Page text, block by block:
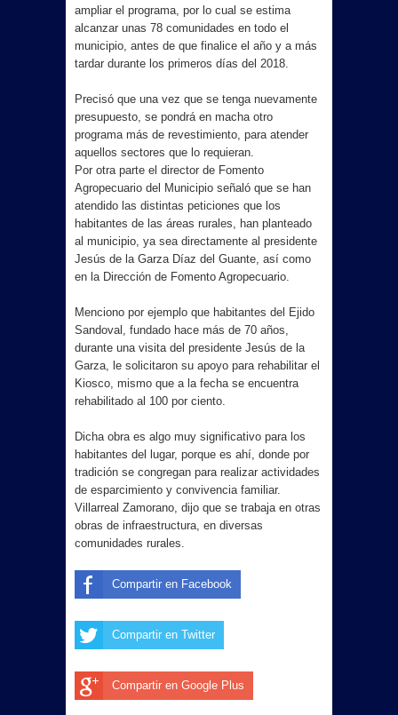
ampliar el programa, por lo cual se estima
alcanzar unas 78 comunidades en todo el
municipio, antes de que finalice el año y a más
tardar durante los primeros días del 2018.
Precisó que una vez que se tenga nuevamente
presupuesto, se pondrá en macha otro
programa más de revestimiento, para atender
aquellos sectores que lo requieran.
Por otra parte el director de Fomento
Agropecuario del Municipio señaló que se han
atendido las distintas peticiones que los
habitantes de las áreas rurales, han planteado
al municipio, ya sea directamente al presidente
Jesús de la Garza Díaz del Guante, así como
en la Dirección de Fomento Agropecuario.
Menciono por ejemplo que habitantes del Ejido
Sandoval, fundado hace más de 70 años,
durante una visita del presidente Jesús de la
Garza, le solicitaron su apoyo para rehabilitar el
Kiosco, mismo que a la fecha se encuentra
rehabilitado al 100 por ciento.
Dicha obra es algo muy significativo para los
habitantes del lugar, porque es ahí, donde por
tradición se congregan para realizar actividades
de esparcimiento y convivencia familiar.
Villarreal Zamorano, dijo que se trabaja en otras
obras de infraestructura, en diversas
comunidades rurales.
Compartir en Facebook
Compartir en Twitter
Compartir en Google Plus